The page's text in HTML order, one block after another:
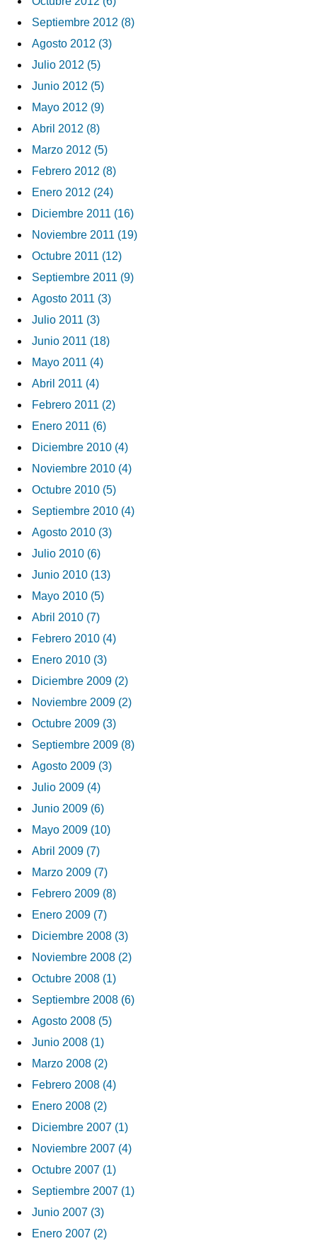
Septiembre 2012 (8)
Agosto 2012 (3)
Julio 2012 (5)
Junio 2012 (5)
Mayo 2012 (9)
Abril 2012 (8)
Marzo 2012 (5)
Febrero 2012 (8)
Enero 2012 (24)
Diciembre 2011 (16)
Noviembre 2011 (19)
Octubre 2011 (12)
Septiembre 2011 (9)
Agosto 2011 (3)
Julio 2011 (3)
Junio 2011 (18)
Mayo 2011 (4)
Abril 2011 (4)
Febrero 2011 (2)
Enero 2011 (6)
Diciembre 2010 (4)
Noviembre 2010 (4)
Octubre 2010 (5)
Septiembre 2010 (4)
Agosto 2010 (3)
Julio 2010 (6)
Junio 2010 (13)
Mayo 2010 (5)
Abril 2010 (7)
Febrero 2010 (4)
Enero 2010 (3)
Diciembre 2009 (2)
Noviembre 2009 (2)
Octubre 2009 (3)
Septiembre 2009 (8)
Agosto 2009 (3)
Julio 2009 (4)
Junio 2009 (6)
Mayo 2009 (10)
Abril 2009 (7)
Marzo 2009 (7)
Febrero 2009 (8)
Enero 2009 (7)
Diciembre 2008 (3)
Noviembre 2008 (2)
Octubre 2008 (1)
Septiembre 2008 (6)
Agosto 2008 (5)
Junio 2008 (1)
Marzo 2008 (2)
Febrero 2008 (4)
Enero 2008 (2)
Diciembre 2007 (1)
Noviembre 2007 (4)
Octubre 2007 (1)
Septiembre 2007 (1)
Junio 2007 (3)
Enero 2007 (2)